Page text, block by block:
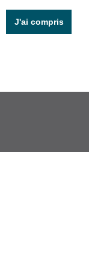
J'ai compris